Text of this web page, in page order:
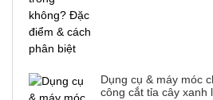
Dụng cụ & máy móc
công cắt tỉa cây xanh